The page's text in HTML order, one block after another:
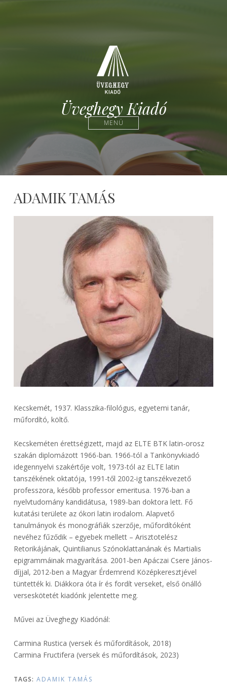
Üveghegy Kiadó
MENÜ
ADAMIK TAMÁS
Kecskemét, 1937. Klasszika-filológus, egyetemi tanár,
műfordító, költő.
Kecskeméten érettségizett, majd az ELTE BTK latin-orosz
szakán diplomázott 1966-ban. 1966-tól a Tankönyvkiadó
idegennyelvi szakértője volt, 1973-tól az ELTE latin
tanszékének oktatója, 1991-től 2002-ig tanszékvezető
professzora, később professor emeritusa. 1976-ban a
nyelvtudomány kandidátusa, 1989-ban doktora lett. Fő
kutatási területe az ókori latin irodalom. Alapvető
tanulmányok és monográfiák szerzője, műfordítóként
nevéhez fűződik – egyebek mellett – Arisztotelész
Retorikájának, Quintilianus Szónoklattanának és Martialis
epigrammáinak magyarítása. 2001-ben Apáczai Csere János-
díjjal, 2012-ben a Magyar Érdemrend Középkeresztjével
tüntették ki. Diákkora óta ír és fordít verseket, első önálló
verseskötetét kiadónk jelentette meg.
Művei az Üveghegy Kiadónál:
Carmina Rustica (versek és műfordítások, 2018)
Carmina Fructifera (versek és műfordítások, 2023)
TAGS: ADAMIK TAMÁS